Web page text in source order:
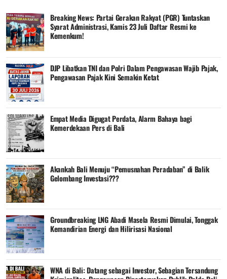
Breaking News: Partai Gerakan Rakyat (PGR) Tuntaskan
Syarat Administrasi, Kamis 23 Juli Daftar Resmi ke
Kemenkum!
DJP Libatkan TNI dan Polri Dalam Pengawasan Wajib Pajak,
Pengawasan Pajak Kini Semakin Ketat
Empat Media Digugat Perdata, Alarm Bahaya bagi
Kemerdekaan Pers di Bali
Akankah Bali Menuju “Pemusnahan Peradaban” di Balik
Gelombang Investasi???
Groundbreaking LNG Abadi Masela Resmi Dimulai, Tonggak
Kemandirian Energi dan Hilirisasi Nasional
WNA di Bali: Datang sebagai Investor, Sebagian Tersandung